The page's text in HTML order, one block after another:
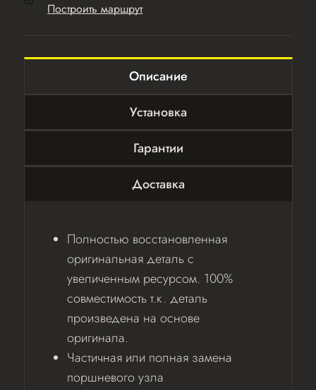
Построить маршрут
Описание
Установка
Гарантии
Доставка
Полностью восстановленная
оригинальная деталь с
увеличенным ресурсом. 100%
совместимость т.к. деталь
произведена на основе
оригинала.
Частичная или полная замена
поршневого узла